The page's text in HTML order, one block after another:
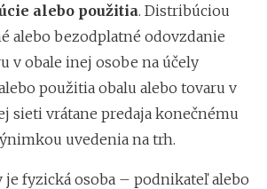
alebo použitia. Distribúciou
alebo bezodplatné odovzdanie
v obale inej osobe na účely
použitia obalu alebo tovaru v
sieti vrátane predaja konečnému
uvedenia na trh.
je fyzická osoba – podnikateľ alebo